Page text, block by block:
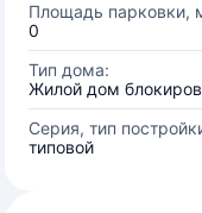
Площадь парковки,
0
Тип дома:
Жилой дом
Серия, тип
типовой